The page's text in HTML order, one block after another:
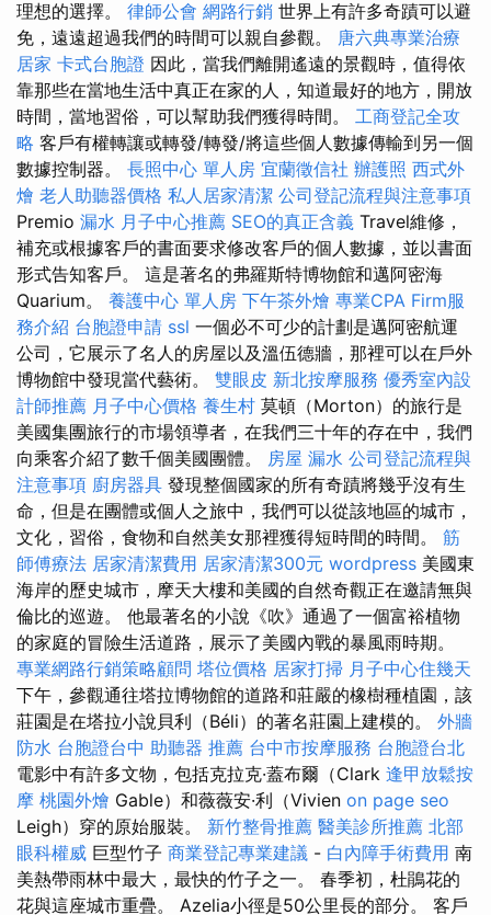
理想的選擇。 律師公會 網路行銷 世界上有許多奇蹟可以避
免，遠遠超過我們的時間可以親自參觀。 唐六典專業治療
居家 卡式台胞證 因此，當我們離開遙遠的景觀時，值得依
靠那些在當地生活中真正在家的人，知道最好的地方，開放
時間，當地習俗，可以幫助我們獲得時間。 工商登記全攻
略 客戶有權轉讓或轉發/轉發/將這些個人數據傳輸到另一個
數據控制器。 長照中心 單人房 宜蘭徵信社 辦護照 西式外
燴 老人助聽器價格 私人居家清潔 公司登記流程與注意事項
Premio 漏水 月子中心推薦 SEO的真正含義 Travel維修，
補充或根據客戶的書面要求修改客戶的個人數據，並以書面
形式告知客戶。 這是著名的弗羅斯特博物館和邁阿密海
Quarium。 養護中心 單人房 下午茶外燴 專業CPA Firm服
務介紹 台胞證申請 ssl 一個必不可少的計劃是邁阿密航運
公司，它展示了名人的房屋以及溫伍德牆，那裡可以在戶外
博物館中發現當代藝術。 雙眼皮 新北按摩服務 優秀室內設
計師推薦 月子中心價格 養生村 莫頓（Morton）的旅行是
美國集團旅行的市場領導者，在我們三十年的存在中，我們
向乘客介紹了數千個美國團體。 房屋 漏水 公司登記流程與
注意事項 廚房器具 發現整個國家的所有奇蹟將幾乎沒有生
命，但是在團體或個人之旅中，我們可以從該地區的城市，
文化，習俗，食物和自然美女那裡獲得短時間的時間。 筋
師傅療法 居家清潔費用 居家清潔300元 wordpress 美國東
海岸的歷史城市，摩天大樓和美國的自然奇觀正在邀請無與
倫比的巡遊。 他最著名的小說《吹》通過了一個富裕植物
的家庭的冒險生活道路，展示了美國內戰的暴風雨時期。
專業網路行銷策略顧問 塔位價格 居家打掃 月子中心住幾天
下午，參觀通往塔拉博物館的道路和莊嚴的橡樹種植園，該
莊園是在塔拉小說貝利（Béli）的著名莊園上建模的。 外牆
防水 台胞證台中 助聽器 推薦 台中市按摩服務 台胞證台北
電影中有許多文物，包括克拉克·蓋布爾（Clark 逢甲放鬆按
摩 桃園外燴 Gable）和薇薇安·利（Vivien on page seo
Leigh）穿的原始服裝。 新竹整骨推薦 醫美診所推薦 北部
眼科權威 巨型竹子 商業登記專業建議 - 白內障手術費用 南
美熱帶雨林中最大，最快的竹子之一。 春季初，杜鵑花的
花與這座城市重疊。 Azelia小徑是50公里長的部分。 客戶